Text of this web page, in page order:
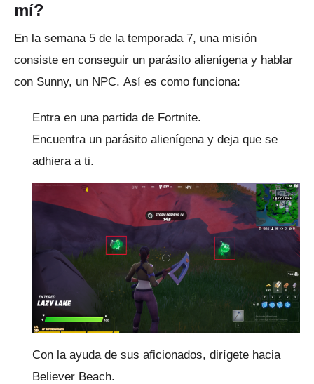
mí?
En la semana 5 de la temporada 7, una misión
consiste en conseguir un parásito alienígena y hablar
con Sunny, un NPC. Así es como funciona:
Entra en una partida de Fortnite.
Encuentra un parásito alienígena y deja que se
adhiera a ti.
Con la ayuda de sus aficionados, dirígete hacia
Believer Beach.